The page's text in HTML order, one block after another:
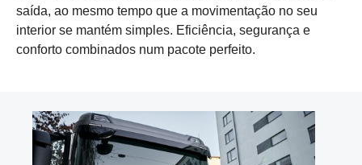
saída, ao mesmo tempo que a movimentação no seu
interior se mantém simples. Eficiência, segurança e
conforto combinados num pacote perfeito.